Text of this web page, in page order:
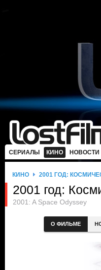
СЕРИАЛЫ КИНО НОВОСТИ
КИНО 2001 ГОД:
2001 год:
2001: A Space Odyssey
О ФИЛЬМЕ